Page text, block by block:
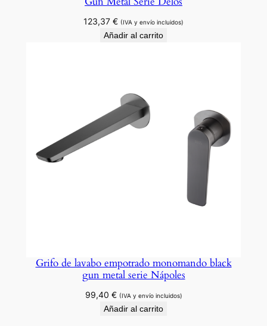
123,37 € (IVA y envío incluidos)
Añadir al carrito
Grifo de lavabo empotrado monomando black
gun metal serie Nápoles
99,40 € (IVA y envío incluidos)
Añadir al carrito